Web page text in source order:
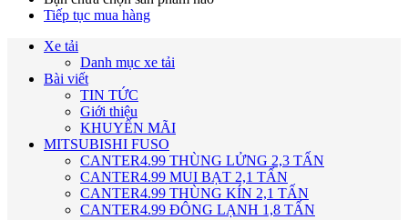
Tiếp tục mua hàng
Xe tải
Danh mục xe tải
Bài viết
TIN TỨC
Giới thiệu
KHUYẾN MÃI
MITSUBISHI FUSO
CANTER4.99 THÙNG LỬNG 2,3 TẤN
CANTER4.99 MUI BẠT 2,1 TẤN
CANTER4.99 THÙNG KÍN 2,1 TẤN
CANTER4.99 ĐÔNG LẠNH 1,8 TẤN